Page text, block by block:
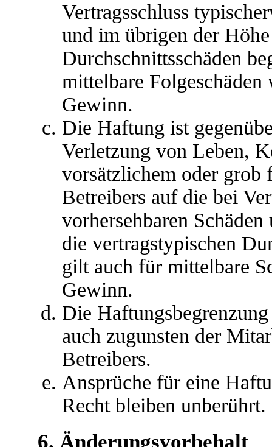
Vertragsschluss
und im übrigen der
Durchschnittsschäden
mittelbare Folgeschäden
Gewinn.
Die Haftung ist
Verletzung von Leben,
vorsätzlichem oder grob
Betreibers auf die bei
vorhersehbaren
die vertragstypischen
gilt auch für mittelbare
Gewinn.
Die
auch zugunsten der
Betreibers.
Ansprüche für eine
Recht bleiben unberührt.
6. Änderungsvorbehalt